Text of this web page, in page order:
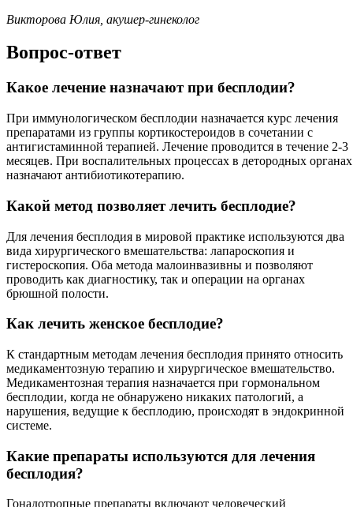
Викторова Юлия, акушер-гинеколог
Вопрос-ответ
Какое лечение назначают при бесплодии?
При иммунологическом бесплодии назначается курс лечения
препаратами из группы кортикостероидов в сочетании с
антигистаминной терапией. Лечение проводится в течение 2-3
месяцев. При воспалительных процессах в детородных органах
назначают антибиотикотерапию.
Какой метод позволяет лечить бесплодие?
Для лечения бесплодия в мировой практике используются два
вида хирургического вмешательства: лапароскопия и
гистероскопия. Оба метода малоинвазивны и позволяют
проводить как диагностику, так и операции на органах
брюшной полости.
Как лечить женское бесплодие?
К стандартным методам лечения бесплодия принято относить
медикаментозную терапию и хирургическое вмешательство.
Медикаментозная терапия назначается при гормональном
бесплодии, когда не обнаружено никаких патологий, а
нарушения, ведущие к бесплодию, происходят в эндокринной
системе.
Какие препараты используются для лечения
бесплодия?
Гонадотропные препараты включают человеческий